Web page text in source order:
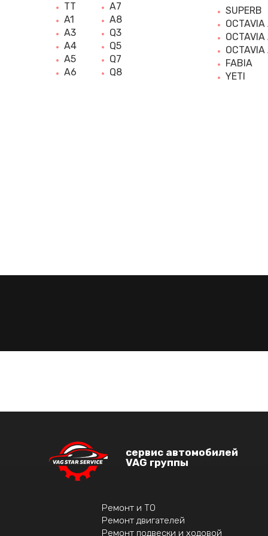
TT
A1
A3
A4
A5
A6
A7
A8
Q3
Q5
Q7
Q8
SUPERB
OCTAVIA
OCTAVIA
FABIA
YETI
сервис автомобилей
VAG группы
Ремонт и ТО
Ремонт двигателей
Ремонт подвески и ходовой